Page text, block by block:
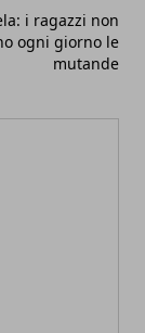
i ragazzi non
ogni giorno le
mutande